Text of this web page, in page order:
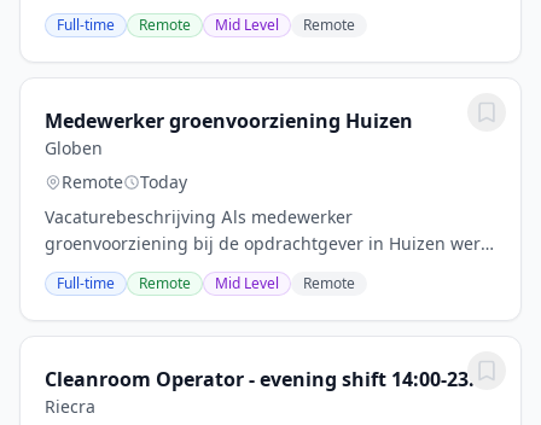
Harderwijk stuur je het team aan in de buitenlucht. Je
combineert leidinggeven met uitvoerend werk in...
Full-time Remote Mid Level Remote
Medewerker groenvoorziening Huizen
Globen
Remote
Today
Vacaturebeschrijving Als medewerker
groenvoorziening bij de opdrachtgever in Huizen werk
je dagelijks in de frisse buitenlucht aan mooie
projecten. Je zorgt samen met collega's voor strakke
parken en...
Full-time Remote Mid Level Remote
Cleanroom Operator - evening shift 14:00-23:00
Riecra